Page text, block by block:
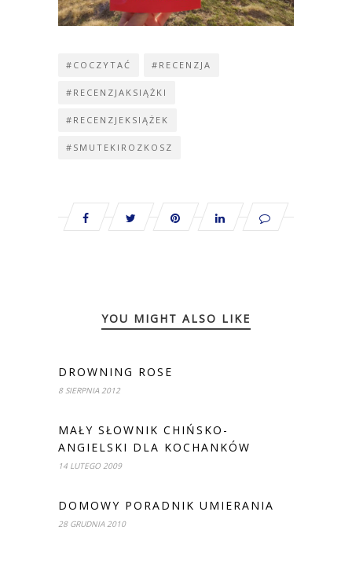
#COCZYTAĆ #RECENZJA
#RECENZJAKSIĄŻKI
#RECENZJEKSIĄŻEK
#SMUTEKIROZKOSZ
YOU MIGHT ALSO LIKE
DROWNING ROSE
8 SIERPNIA 2012
MAŁY SŁOWNIK CHIŃSKO-
ANGIELSKI DLA KOCHANKÓW
14 LUTEGO 2009
DOMOWY PORADNIK UMIERANIA
28 GRUDNIA 2010